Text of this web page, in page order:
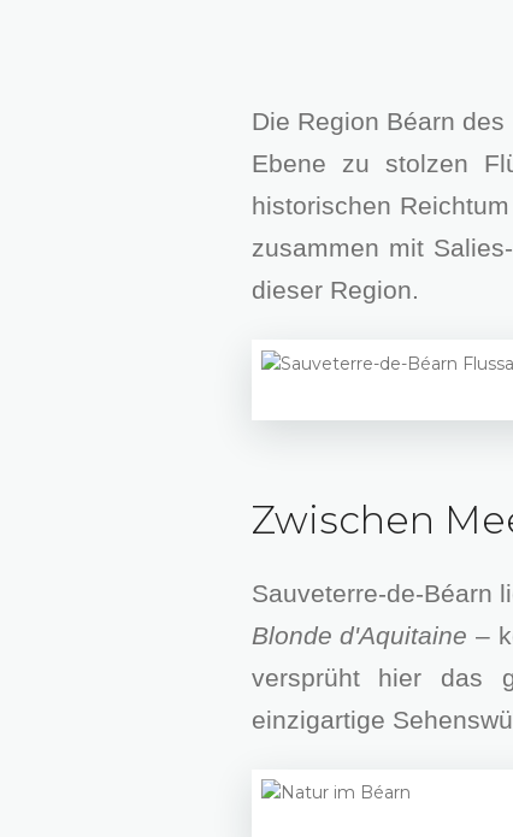
Die Region Béarn
Ebene zu stolzen
historischen
zusammen mit
dieser Region.
Zwischen
Sauveterre-de-Béarn
Blonde d'Aquitaine –
versprüht hier das
einzigartige